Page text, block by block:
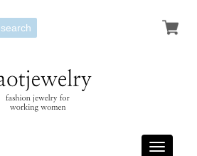
search
Toggle